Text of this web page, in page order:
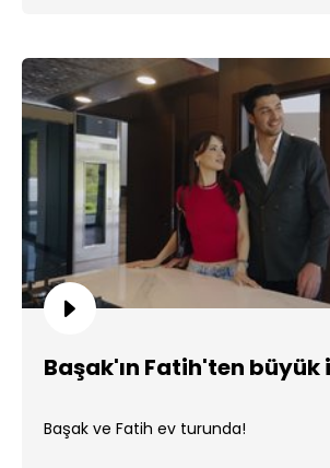
Başak'ın Fatih'ten büyük
Başak ve Fatih ev turunda!